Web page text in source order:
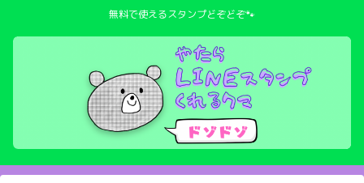
無料で使えるスタンプどぞどぞ🐾